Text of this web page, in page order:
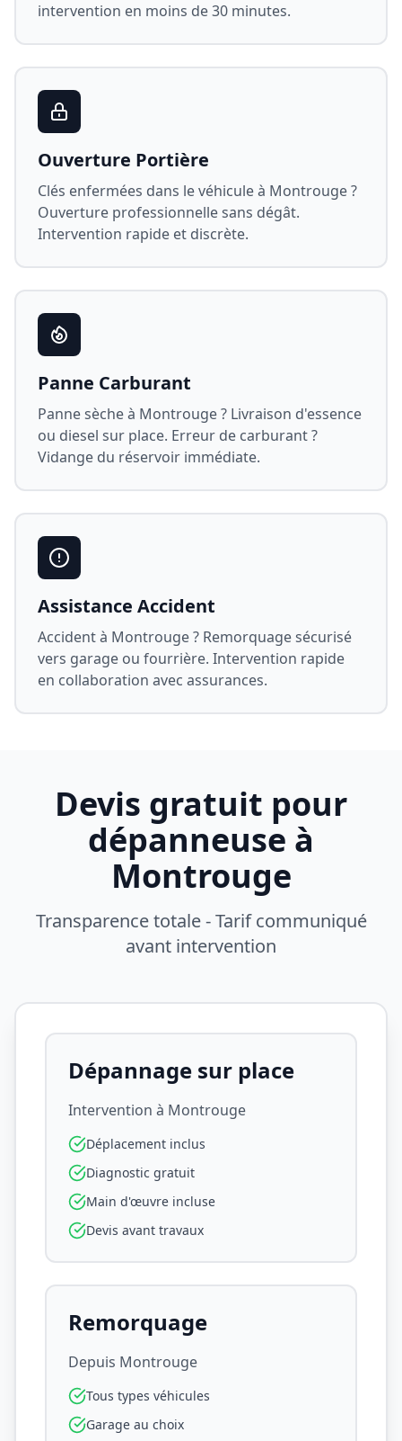
intervention en moins de 30 minutes.
Ouverture Portière
Clés enfermées dans le véhicule à Montrouge?
Ouverture professionnelle sans dégât.
Intervention rapide et discrète.
Panne Carburant
Panne sèche à Montrouge? Livraison d'essence
ou diesel sur place. Erreur de carburant ?
Vidange du réservoir immédiate.
Assistance Accident
Accident à Montrouge? Remorquage sécurisé
vers garage ou fourrière. Intervention rapide
en collaboration avec assurances.
Devis gratuit pour
dépanneuse à
Montrouge
Transparence totale - Tarif communiqué
avant intervention
Dépannage sur place
Intervention à Montrouge
Déplacement inclus
Diagnostic gratuit
Main d'œuvre incluse
Devis avant travaux
Remorquage
Depuis Montrouge
Tous types véhicules
Garage au choix